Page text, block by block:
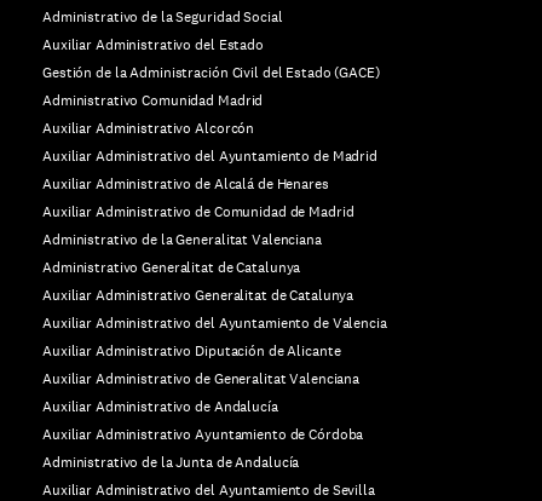
Administrativo de la Seguridad Social
Auxiliar Administrativo del Estado
Gestión de la Administración Civil del Estado (GACE)
Administrativo Comunidad Madrid
Auxiliar Administrativo Alcorcón
Auxiliar Administrativo del Ayuntamiento de Madrid
Auxiliar Administrativo de Alcalá de Henares
Auxiliar Administrativo de Comunidad de Madrid
Administrativo de la Generalitat Valenciana
Administrativo Generalitat de Catalunya
Auxiliar Administrativo Generalitat de Catalunya
Auxiliar Administrativo del Ayuntamiento de Valencia
Auxiliar Administrativo Diputación de Alicante
Auxiliar Administrativo de Generalitat Valenciana
Auxiliar Administrativo de Andalucía
Auxiliar Administrativo Ayuntamiento de Córdoba
Administrativo de la Junta de Andalucía
Auxiliar Administrativo del Ayuntamiento de Sevilla